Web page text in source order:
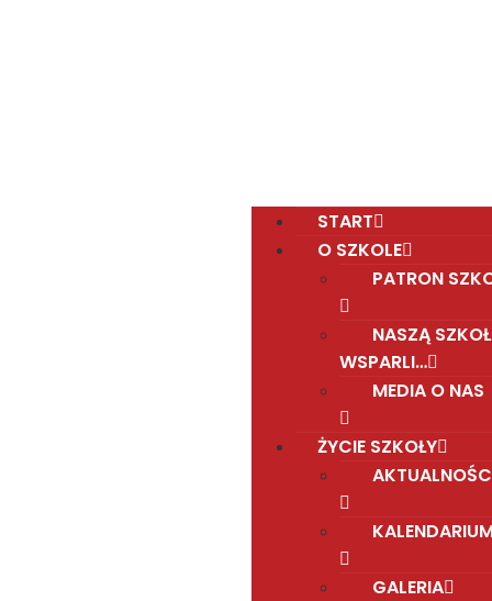
START
O SZKOLE
PATRON
NASZĄ
WSPARLI…
MEDIA O NAS
ŻYCIE SZKOŁY
GALERIA